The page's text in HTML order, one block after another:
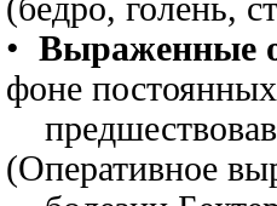
(бедро, голень,
• Выраженные
фоне
(Оперативное